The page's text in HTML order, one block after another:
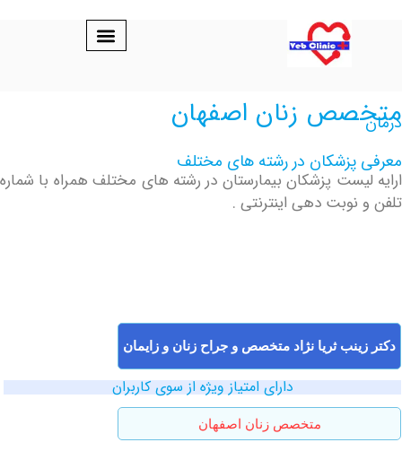
زنان اصفهان
در رشته های مختلف
پزشکان بیمارستان در رشته های مختلف همراه با شماره
دهی اینترنتی .
ثریا نژاد متخصص و جراح زنان و زایمان
دارای امتیاز ویژه از سوی کاربران
متخصص زنان اصفهان